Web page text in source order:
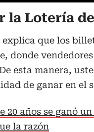
la Lotería
que los
donde
esta manera,
de ganar en el
20 años se ganó
la razón